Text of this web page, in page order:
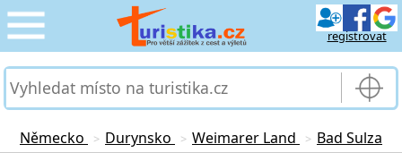
registrovat
CESTOVÁNÍ
Německo > Durynsko > Weimarer Land > Bad Sulza